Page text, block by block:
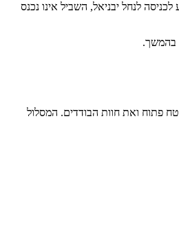
לנחל יבניאל, השביל אינו נכנס
בהמשך.
פתוח ואת חוות הבודדים. המסלול